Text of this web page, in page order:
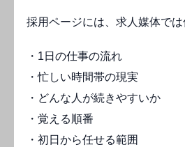
採用ページには、求人媒体で
・1日の仕事の流れ
・忙しい時間帯の現実
・どんな人が続きやすいか
・覚える順番
・初日から任せる範囲